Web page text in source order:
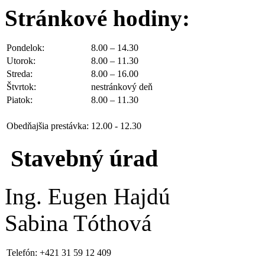
Stránkové hodiny:
Pondelok:
8.00 – 14.30
Utorok:
8.00 – 11.30
Streda:
8.00 – 16.00
Štvrtok:
nestránkový deň
Piatok:
8.00 – 11.30
Obedňajšia prestávka: 12.00 - 12.30
Stavebný úrad
Ing. Eugen Hajdú
Sabina Tóthová
Telefón: +421 31 59 12 409